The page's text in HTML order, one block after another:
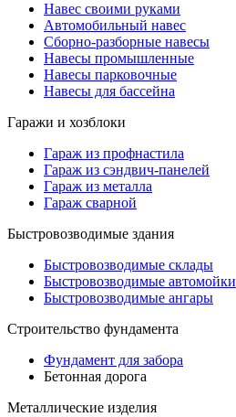
Навес своими руками
Автомобильный навес
Сборно-разборные навесы
Навесы промышленные
Навесы парковочные
Навесы для бассейна
Гаражи и хозблоки
Гараж из профнастила
Гараж из сэндвич-панелей
Гараж из металла
Гараж сварной
Быстровозводимые здания
Быстровозводимые склады
Быстровозводимые автомойки
Быстровозводимые ангары
Строительство фундамента
Фундамент для забора
Бетонная дорога
Металлические изделия